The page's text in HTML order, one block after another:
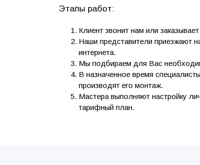
Этапы работ:
Клиент звонит нам или
Наши представители приезжают
интернета.
Мы подбираем для Вас
В назначенное время
производят его монтаж.
Мастера выполняют настройку
тарифный план.